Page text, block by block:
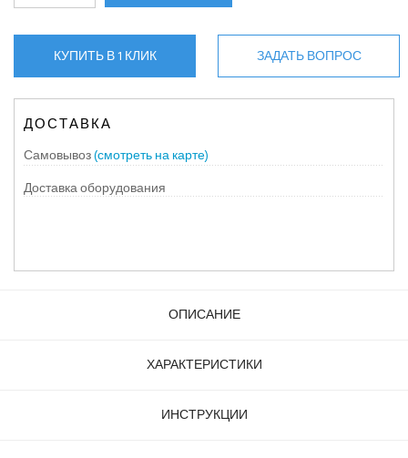
КУПИТЬ В 1 КЛИК ЗАДАТЬ ВОПРОС
ДОСТАВКА
Самовывоз(смотреть на карте)
Доставка оборудования
ОПИСАНИЕ
ХАРАКТЕРИСТИКИ
ИНСТРУКЦИИ